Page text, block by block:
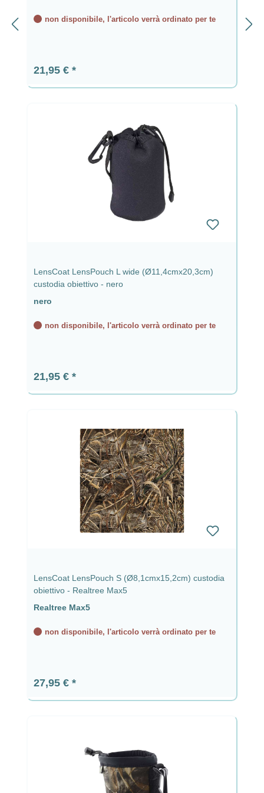
non disponibile, l'articolo verrà ordinato per te
Prezzo normale:
21,95 €
LensCoat LensPouch L wide (Ø11,4cmx20,3cm)
custodia obiettivo - nero
nero
non disponibile, l'articolo verrà ordinato per te
Prezzo normale:
21,95 €
LensCoat LensPouch S (Ø8,1cmx15,2cm) custodia
obiettivo - Realtree Max5
Realtree Max5
non disponibile, l'articolo verrà ordinato per te
Prezzo normale:
27,95 €